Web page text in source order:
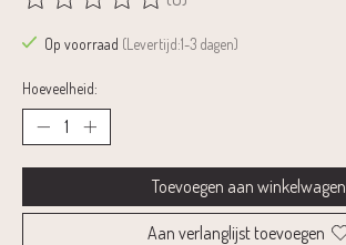
De beoordeling van dit product is
Op voorraad (Levertijd:1-3 dagen)
Hoeveelheid:
Toevoegen aan winkelwagen
Aan verlanglijst toevoegen